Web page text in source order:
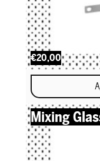
€20,00
Mixing